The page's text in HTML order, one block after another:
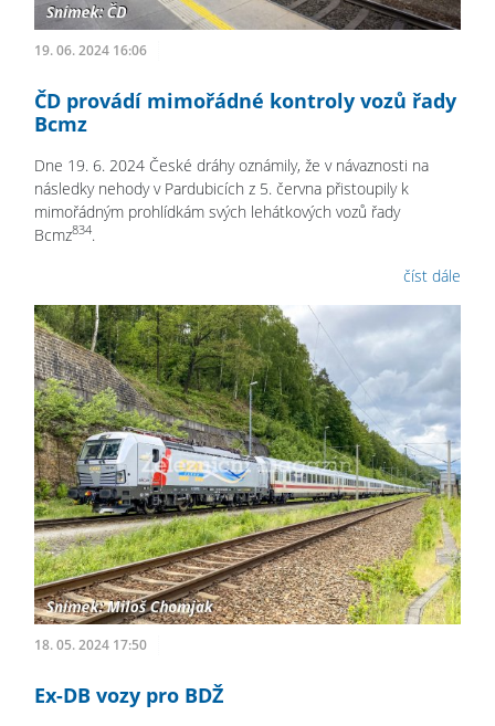
19. 06. 2024 16:06
ČD provádí mimořádné kontroly vozů řady
Bcmz
Dne 19. 6. 2024 České dráhy oznámily, že v návaznosti na
následky nehody v Pardubicích z 5. června přistoupily k
mimořádným prohlídkám svých lehátkových vozů řady
Bcmz834.
číst dále
18. 05. 2024 17:50
Ex-DB vozy pro BDŽ